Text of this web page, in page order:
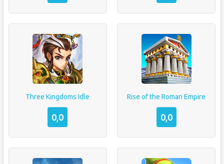
Three Kingdoms Idle
0,0
Rise of the Roman Empire
0,0